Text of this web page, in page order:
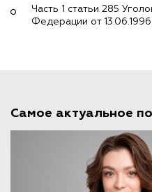
Часть 1 статьи 285
Федерации от
Самое актуальное